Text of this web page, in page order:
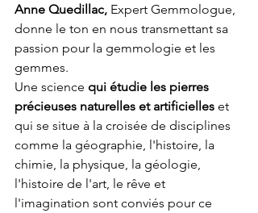
Anne Quedillac, Expert Gemmologue,
donne le ton en nous transmettant sa
passion pour la gemmologie et les
gemmes.
Une science qui étudie les pierres
précieuses naturelles et artificielles et
qui se situe à la croisée de disciplines
comme la géographie, l'histoire, la
chimie, la physique, la géologie,
l'histoire de l'art, le rêve et
l'imagination sont conviés pour ce